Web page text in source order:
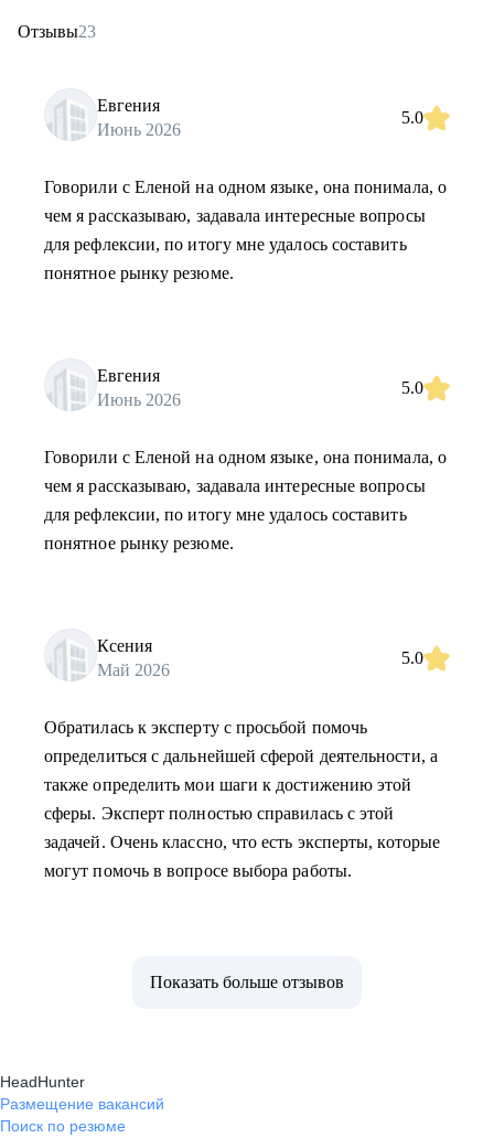
Отзывы23
Евгения
Июнь 2026
5.0
Говорили с Еленой на одном языке, она понимала, о
чем я рассказываю, задавала интересные вопросы
для рефлексии, по итогу мне удалось составить
понятное рынку резюме.
Евгения
Июнь 2026
5.0
Говорили с Еленой на одном языке, она понимала, о
чем я рассказываю, задавала интересные вопросы
для рефлексии, по итогу мне удалось составить
понятное рынку резюме.
Ксения
Май 2026
5.0
Обратилась к эксперту с просьбой помочь
определиться с дальнейшей сферой деятельности, а
также определить мои шаги к достижению этой
сферы. Эксперт полностью справилась с этой
задачей. Очень классно, что есть эксперты, которые
могут помочь в вопросе выбора работы.
Показать больше отзывов
HeadHunter
Размещение вакансий
Поиск по резюме